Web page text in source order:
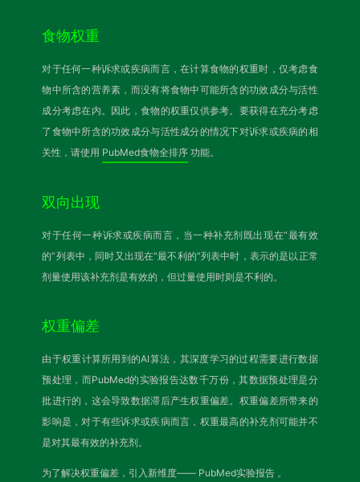
食物权重
对于任何一种诉求或疾病而言，在计算食物的权重时，仅考虑食
物中所含的营养素，而没有将食物中可能所含的功效成分与活性
成分考虑在内。因此，食物的权重仅供参考。要获得在充分考虑
了食物中所含的功效成分与活性成分的情况下对诉求或疾病的相
关性，请使用 PubMed食物全排序 功能。
双向出现
对于任何一种诉求或疾病而言，当一种补充剂既出现在“最有效
的”列表中，同时又出现在“最不利的”列表中时，表示的是以正常
剂量使用该补充剂是有效的，但过量使用时则是不利的。
权重偏差
由于权重计算所用到的AI算法，其深度学习的过程需要进行数据
预处理，而PubMed的实验报告达数千万份，其数据预处理是分
批进行的，这会导致数据滞后产生权重偏差。权重偏差所带来的
影响是，对于有些诉求或疾病而言，权重最高的补充剂可能并不
是对其最有效的补充剂。
为了解决权重偏差，引入新维度—— PubMed实验报告 。